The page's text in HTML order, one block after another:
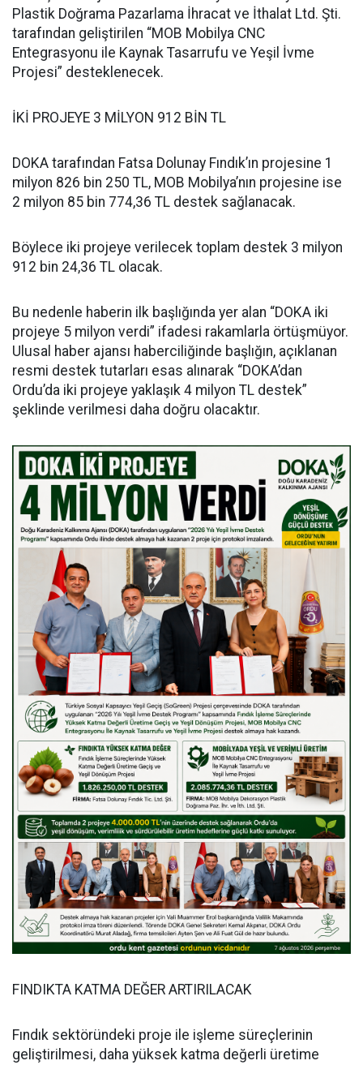
Plastik Doğrama Pazarlama İhracat ve İthalat Ltd. Şti.
tarafından geliştirilen “MOB Mobilya CNC
Entegrasyonu ile Kaynak Tasarrufu ve Yeşil İvme
Projesi” desteklenecek.
İKİ PROJEYE 3 MİLYON 912 BİN TL
DOKA tarafından Fatsa Dolunay Fındık’ın projesine 1
milyon 826 bin 250 TL, MOB Mobilya’nın projesine ise
2 milyon 85 bin 774,36 TL destek sağlanacak.
Böylece iki projeye verilecek toplam destek 3 milyon
912 bin 24,36 TL olacak.
Bu nedenle haberin ilk başlığında yer alan “DOKA iki
projeye 5 milyon verdi” ifadesi rakamlarla örtüşmüyor.
Ulusal haber ajansı haberciliğinde başlığın, açıklanan
resmi destek tutarları esas alınarak “DOKA’dan
Ordu’da iki projeye yaklaşık 4 milyon TL destek”
şeklinde verilmesi daha doğru olacaktır.
FINDIKTA KATMA DEĞER ARTIRILACAK
Fındık sektöründeki proje ile işleme süreçlerinin
geliştirilmesi, daha yüksek katma değerli üretime